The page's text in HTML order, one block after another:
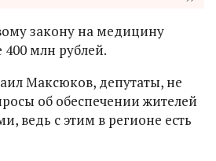
закону на медицину
400 млн рублей.
Максюков, депутаты, не
об обеспечении жителей
ведь с этим в регионе есть